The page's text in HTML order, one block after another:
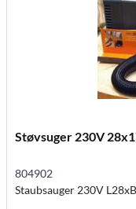
Støvsuger 230V
804902
Staubsauger 230V